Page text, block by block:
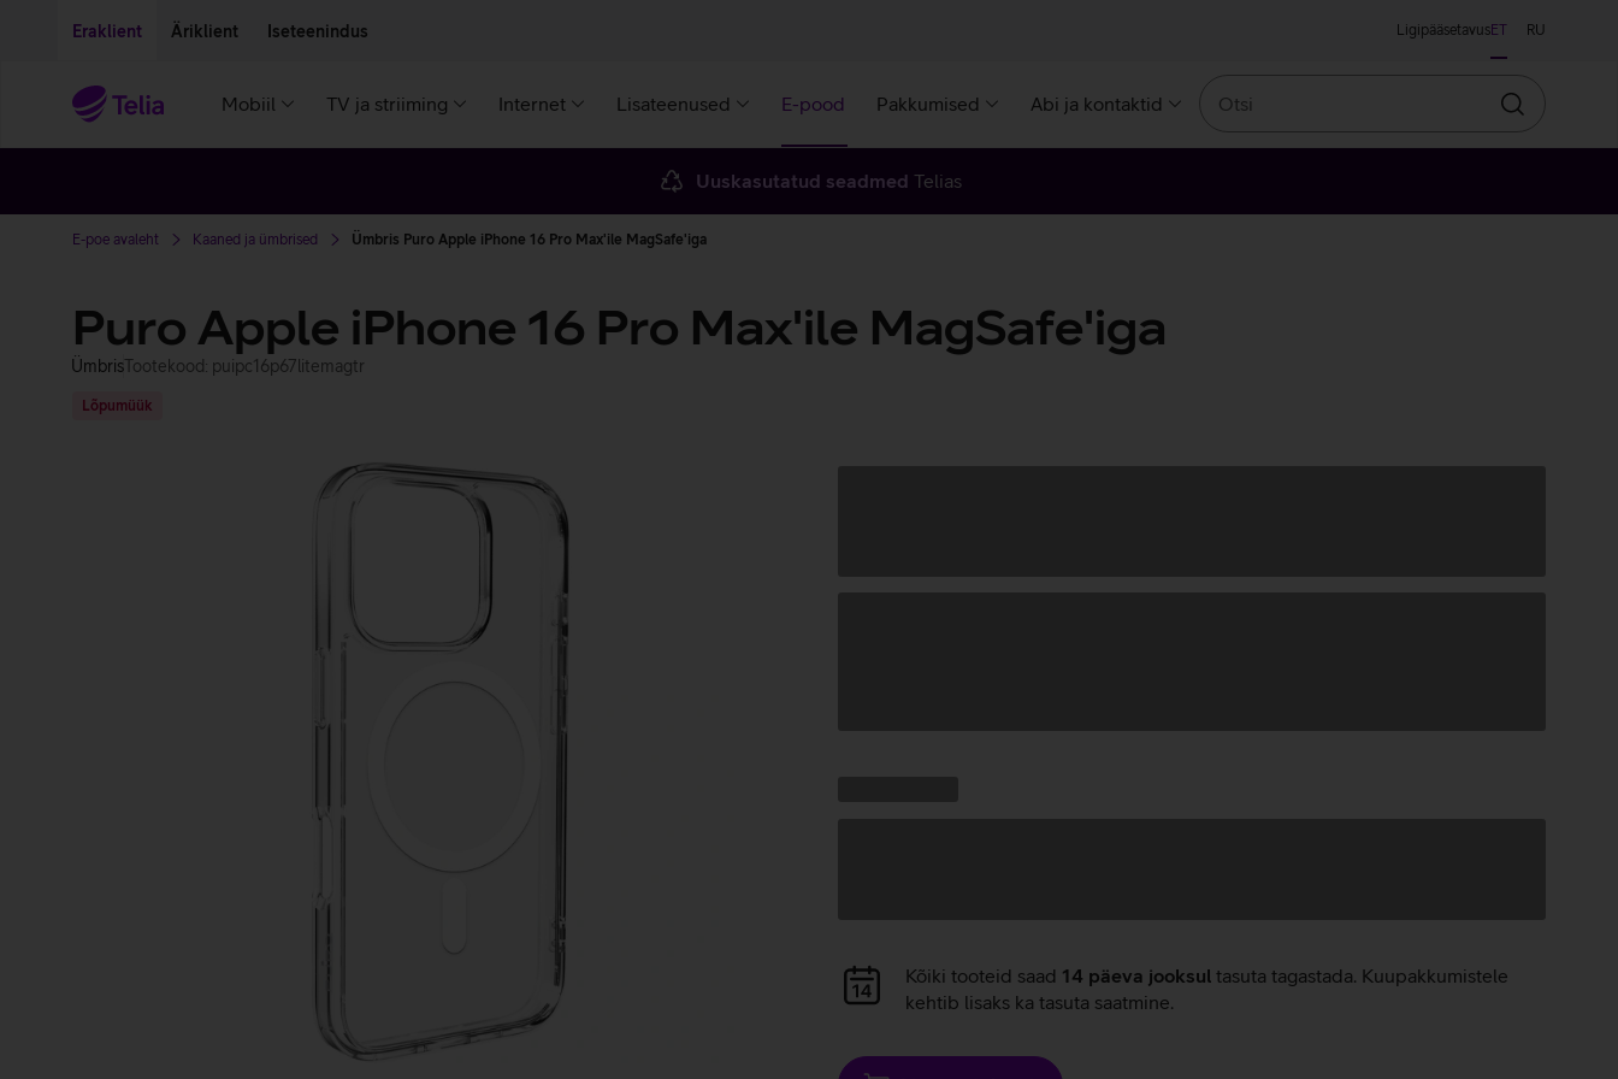
Eraklient Äriklient Iseteenindus LigipääsetavusET RU
Mobiil TV ja striiming Internet Lisateenused E-pood Pakkumised Abi ja kontaktid
Otsin
Uuskasutatud seadmed Telias
E-poe avaleht Kaaned ja ümbrised Ümbris Puro Apple iPhone 16 Pro Max'ile MagSafe'iga
Puro Apple iPhone 16 Pro Max'ile MagSafe'iga
ÜmbrisTootekood: puipc16p67litemagtr
Lõpumüük
Andmete
laadimine
Kõiki tooteid saad 14 päeva jooksul tasuta tagastada. Kuupakkumistele
kehtib lisaks ka tasuta saatmine.